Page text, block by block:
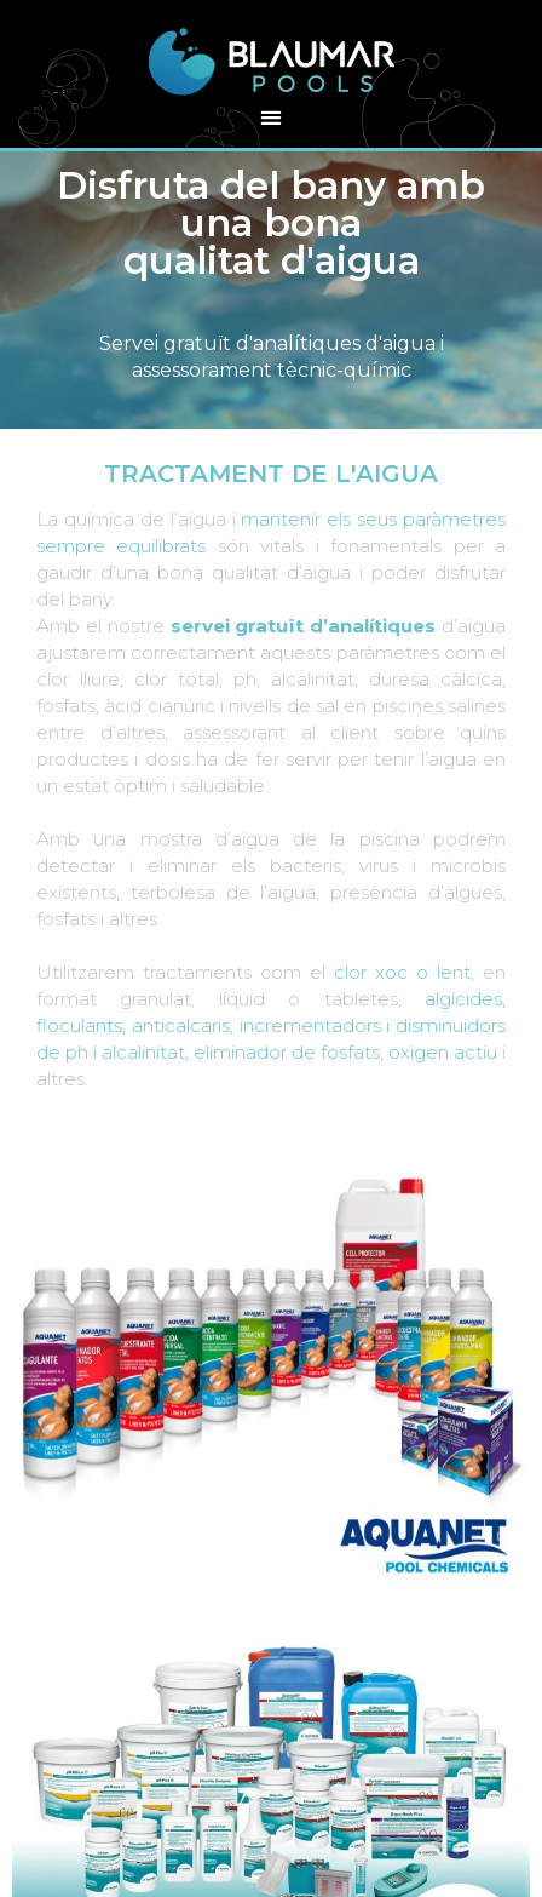
Disfruta del bany amb
una bona
qualitat d'aigua
Servei gratuït d'analítiques d'aigua i
assessorament tècnic-químic
TRACTAMENT DE L'AIGUA
La química de l’aigua i mantenir els seus paràmetres
sempre equilibrats són vitals i fonamentals per a
gaudir d’una bona qualitat d’aigua i poder disfrutar
del bany.
Amb el nostre servei gratuït d’analítiques d’aigua
ajustarem correctament aquests paràmetres com el
clor lliure, clor total, ph, alcalinitat, duresa càlcica,
fosfats, àcid cianúric i nivells de sal en piscines salines
entre d’altres, assessorant al client sobre quins
productes i dosis ha de fer servir per tenir l’aigua en
un estat òptim i saludable.
Amb una mostra d’aigua de la piscina podrem
detectar i eliminar els bacteris, virus i microbis
existents, terbolesa de l’aigua, presència d’algues,
fosfats i altres.
Utilitzarem tractaments com el clor xoc o lent, en
format granulat, líquid o tabletes, algicides,
floculants, anticalcaris, incrementadors i disminuidors
de ph i alcalinitat, eliminador de fosfats, oxigen actiu i
altres.